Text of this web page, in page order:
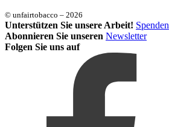
© unfairtobacco – 2026
Unterstützen Sie unsere Arbeit! Spenden
Abonnieren Sie unseren Newsletter
Folgen Sie uns auf